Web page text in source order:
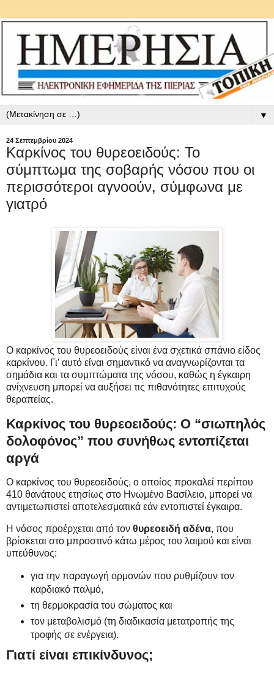
▼
24 Σεπτεμβρίου 2024
Καρκίνος του θυρεοειδούς: Το
σύμπτωμα της σοβαρής νόσου που οι
περισσότεροι αγνοούν, σύμφωνα με
γιατρό
Ο καρκίνος του θυρεοειδούς είναι ένα σχετικά σπάνιο είδος
καρκίνου. Γι’ αυτό είναι σημαντικό να αναγνωρίζονται τα
σημάδια και τα συμπτώματα της νόσου, καθώς η έγκαιρη
ανίχνευση μπορεί να αυξήσει τις πιθανότητες επιτυχούς
θεραπείας.
Καρκίνος του θυρεοειδούς: Ο “σιωπηλός
δολοφόνος” που συνήθως εντοπίζεται
αργά
Ο καρκίνος του θυρεοειδούς, ο οποίος προκαλεί περίπου
410 θανάτους ετησίως στο Ηνωμένο Βασίλειο, μπορεί να
αντιμετωπιστεί αποτελεσματικά εάν εντοπιστεί έγκαιρα.
Η νόσος προέρχεται από τον θυρεοειδή αδένα, που
βρίσκεται στο μπροστινό κάτω μέρος του λαιμού και είναι
υπεύθυνος:
για την παραγωγή ορμονών που ρυθμίζουν τον
καρδιακό παλμό,
τη θερμοκρασία του σώματος και
τον μεταβολισμό (τη διαδικασία μετατροπής της
τροφής σε ενέργεια).
Γιατί είναι επικίνδυνος;